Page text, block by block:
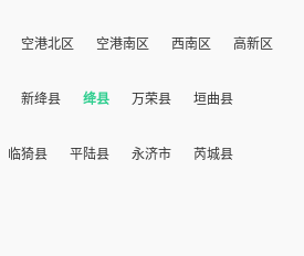
空港北区 空港南区 西南区 高新区
新绛县 绛县 万荣县 垣曲县
临猗县 平陆县 永济市 芮城县